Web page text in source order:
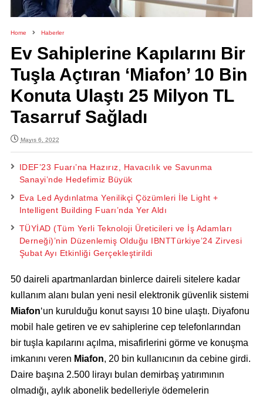
Home Haberler
Ev Sahiplerine Kapılarını Bir
Tuşla Açtıran ‘Miafon’ 10 Bin
Konuta Ulaştı 25 Milyon TL
Tasarruf Sağladı
Mayıs 6, 2022
IDEF’23 Fuarı’na Hazırız, Havacılık ve Savunma
Sanayi’nde Hedefimiz Büyük
Eva Led Aydınlatma Yenilikçi Çözümleri İle Light +
Intelligent Building Fuarı’nda Yer Aldı
TÜYİAD (Tüm Yerli Teknoloji Üreticileri ve İş Adamları
Derneği)’nin Düzenlemiş Olduğu IBNTTürkiye’24 Zirvesi
Şubat Ayı Etkinliği Gerçekleştirildi
50 daireli apartmanlardan binlerce daireli sitelere kadar
kullanım alanı bulan yeni nesil elektronik güvenlik sistemi
Miafon‘un kurulduğu konut sayısı 10 bine ulaştı. Diyafonu
mobil hale getiren ve ev sahiplerine cep telefonlarından
bir tuşla kapılarını açılma, misafirlerini görme ve konuşma
imkanını veren Miafon, 20 bin kullanıcının da cebine girdi.
Daire başına 2.500 lirayı bulan demirbaş yatırımının
olmadığı, aylık abonelik bedelleriyle ödemelerin